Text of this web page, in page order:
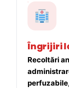
Îngrijiri
Recoltări